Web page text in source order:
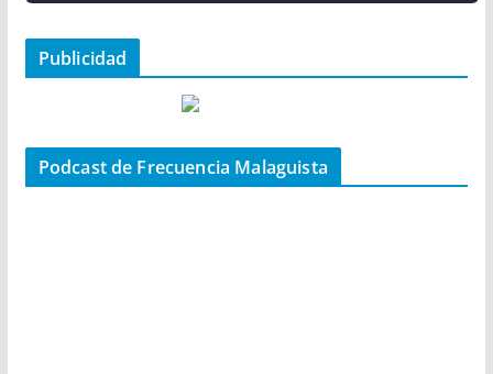
Publicidad
Podcast de Frecuencia Malaguista